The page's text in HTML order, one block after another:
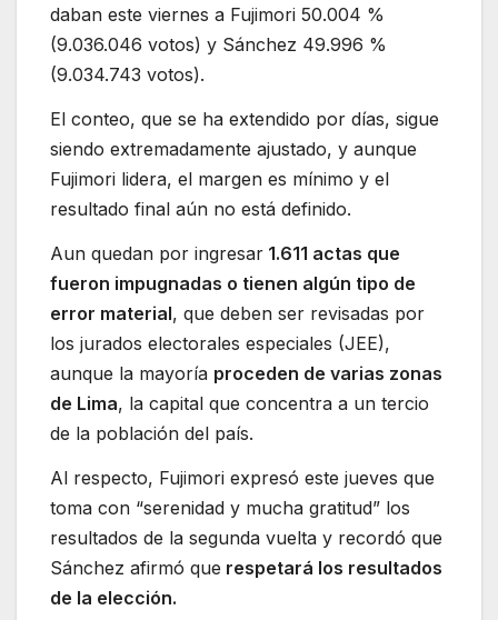
daban este viernes a Fujimori 50.004 %
(9.036.046 votos) y Sánchez 49.996 %
(9.034.743 votos).
El conteo, que se ha extendido por días, sigue
siendo extremadamente ajustado, y aunque
Fujimori lidera, el margen es mínimo y el
resultado final aún no está definido.
Aun quedan por ingresar 1.611 actas que
fueron impugnadas o tienen algún tipo de
error material, que deben ser revisadas por
los jurados electorales especiales (JEE),
aunque la mayoría proceden de varias zonas
de Lima, la capital que concentra a un tercio
de la población del país.
Al respecto, Fujimori expresó este jueves que
toma con “serenidad y mucha gratitud” los
resultados de la segunda vuelta y recordó que
Sánchez afirmó que respetará los resultados
de la elección.